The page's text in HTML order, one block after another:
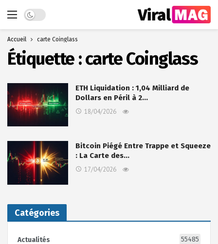
Dark mode
Accueil carte Coinglass
Étiquette :carte Coinglass
ETH Liquidation : 1,04 Milliard de
Dollars en Péril à 2…
18/04/2026
Bitcoin Piégé Entre Trappe et Squeeze
: La Carte des…
17/04/2026
Catégories
Actualités 55485